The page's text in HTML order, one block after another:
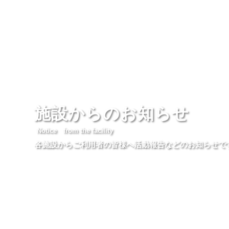
施設からのお知らせ
Notice from the facility
各施設からご利用者の皆様へ活動報告などのお知らせで